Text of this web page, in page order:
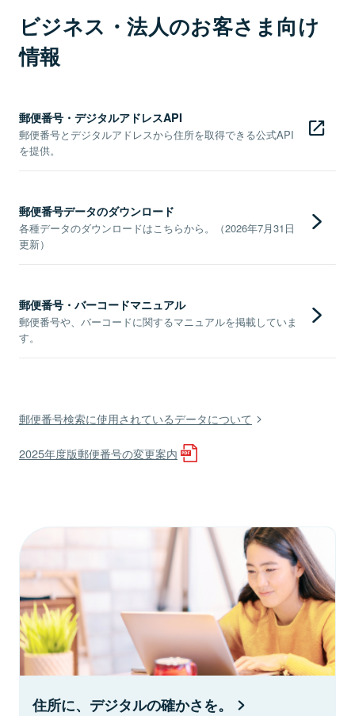
ビジネス・法人のお客さま向け
情報
郵便番号・デジタルアドレスAPI
郵便番号とデジタルアドレスから住所を取得できる公式API
を提供。
郵便番号データのダウンロード
各種データのダウンロードはこちらから。（2026年7月31日
更新）
郵便番号・バーコードマニュアル
郵便番号や、バーコードに関するマニュアルを掲載していま
す。
郵便番号検索に使用されているデータについて
2025年度版郵便番号の変更案内
住所に、デジタルの確かさを。